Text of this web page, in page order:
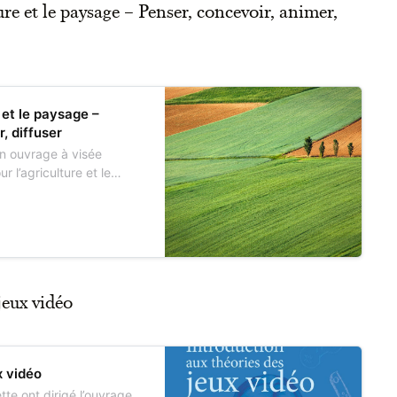
et le paysage – Penser, concevoir, animer,
le paysage –
diffuser
ouvrage à visée
l’agriculture et le
aux concepteurs de
vidéo
vidéo